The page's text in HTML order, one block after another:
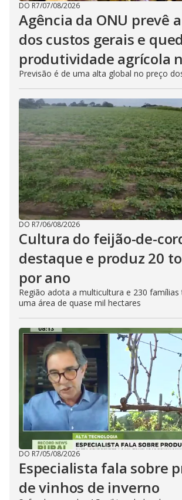
DO R7/07/08/2026
Agência da ONU prevê
dos custos gerais e
produtividade agrícola
Previsão é de uma alta global no preço
DO R7/06/08/2026
Cultura do feijão-de-
destaque e produz 20
por ano
Região adota a multicultura e 230
uma área de quase mil hectares
DO R7/05/08/2026
Especialista fala sobre
de vinhos de inverno